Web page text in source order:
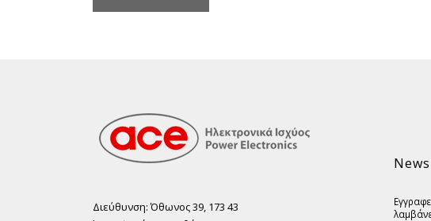
Διεύθυνση: Όθωνος 39, 173 43